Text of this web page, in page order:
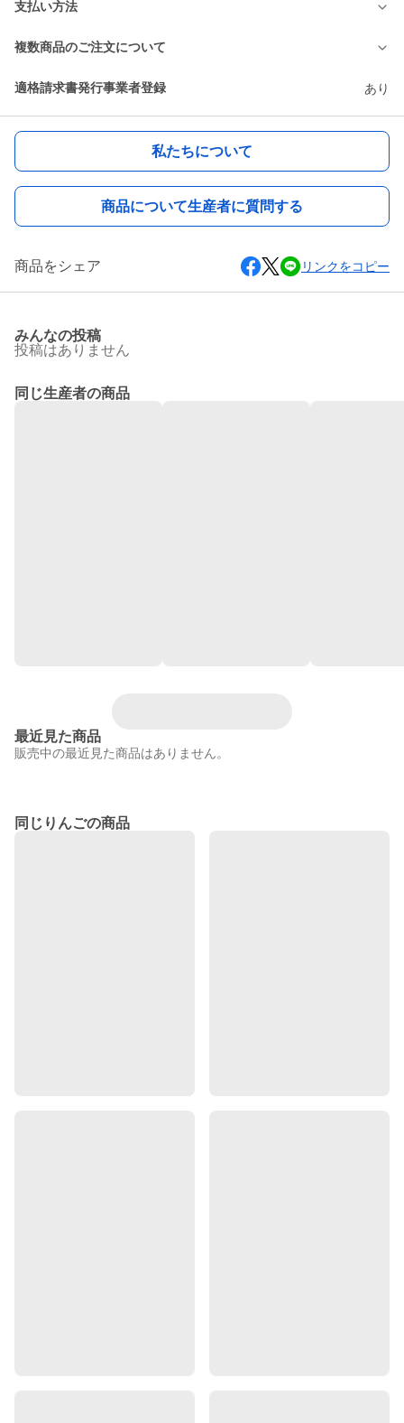
支払い方法
複数商品のご注文について
適格請求書発行事業者登録 あり
私たちについて
商品について生産者に質問する
商品をシェア リンクをコピー
みんなの投稿
投稿はありません
同じ生産者の商品
最近見た商品
販売中の最近見た商品はありません。
同じりんごの商品